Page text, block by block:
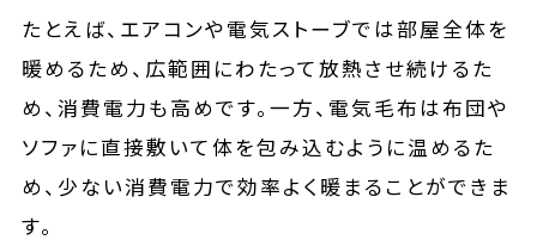
たとえば、エアコンや電気ストーブでは部屋全体を
暖めるため、広範囲にわたって放熱させ続けるた
め、消費電力も高めです。一方、電気毛布は布団や
ソファに直接敷いて体を包み込むように温めるた
め、少ない消費電力で効率よく暖まることができま
す。